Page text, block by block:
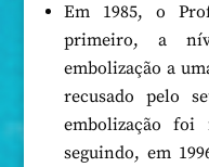
Em 1985, o
primeiro, a
embolização a
recusado pelo
embolização foi
seguindo, em